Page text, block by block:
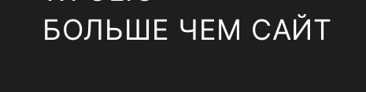
БОЛЬШЕ ЧЕМ САЙТ